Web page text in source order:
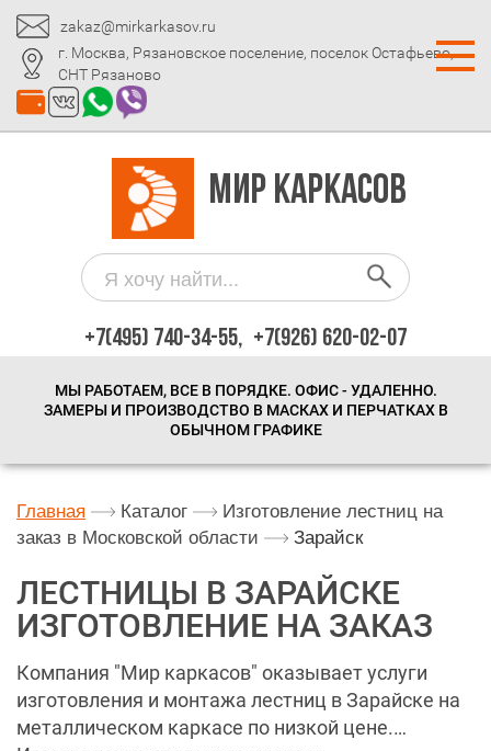
zakaz@mirkarkasov.ru
г. Москва, Рязановское поселение, поселок Остафьево,
СНТ Рязаново
МИР КАРКАСОВ
+7(495) 740-34-55, +7(926) 620-02-07
МЫ РАБОТАЕМ, ВСЕ В ПОРЯДКЕ. ОФИС - УДАЛЕННО.
ЗАМЕРЫ И ПРОИЗВОДСТВО В МАСКАХ И ПЕРЧАТКАХ В
ОБЫЧНОМ ГРАФИКЕ
Главная Каталог
Изготовление лестниц на
заказ в Московской области
Зарайск
ЛЕСТНИЦЫ В ЗАРАЙСКЕ
ИЗГОТОВЛЕНИЕ НА ЗАКАЗ
Компания "Мир каркасов" оказывает услуги
изготовления и монтажа лестниц в Зарайске на
металлическом каркасе по низкой цене.